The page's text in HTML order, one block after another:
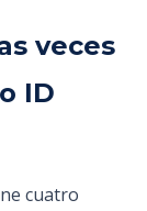
veces
ID
cuatro